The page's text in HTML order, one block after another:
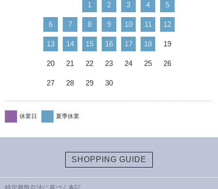
1
2 3 4 5
6 7 8 9 10 11 12
13 14 15 16 17 18 19
20 21 22 23 24 25 26
27 28 29 30
休業日 夏季休業
SHOPPING GUIDE